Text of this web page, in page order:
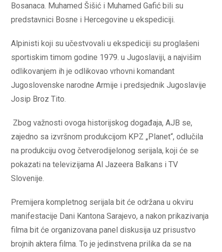
Bosanaca. Muhamed Šišić i Muhamed Gafić bili su
predstavnici Bosne i Hercegovine u ekspediciji.
Alpinisti koji su učestvovali u ekspediciji su proglašeni
sportiskim timom godine 1979. u Jugoslaviji, a najvišim
odlikovanjem ih je odlikovao vrhovni komandant
Jugoslovenske narodne Armije i predsjednik Jugoslavije
Josip Broz Tito.
Zbog važnosti ovoga historijskog događaja, AJB se,
zajedno sa izvršnom produkcijom KPZ „Planet“, odlučila
na produkciju ovog četverodijelonog serijala, koji će se
pokazati na televizijama Al Jazeera Balkans i TV
Slovenije.
Premijera kompletnog serijala bit će održana u okviru
manifestacije Dani Kantona Sarajevo, a nakon prikazivanja
filma bit će organizovana panel diskusija uz prisustvo
brojnih aktera filma. To je jedinstvena prilika da se na